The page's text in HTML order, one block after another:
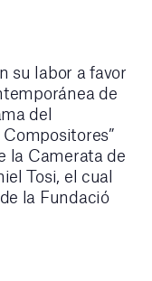
su labor a favor
de
del
la Camerata de
Tosi, el cual
la Fundació